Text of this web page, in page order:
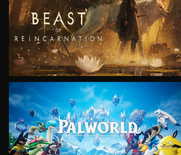
VIEW
VIEW